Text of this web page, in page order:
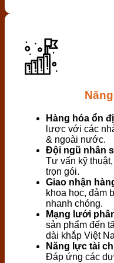
Hàng hóa ổn
lược với các
& ngoài nước.
Đội ngũ nhân
Tư vấn kỹ
trọn gói.
Giao nhận
khoa học, đảm
nhanh chóng.
Mạng lưới
sản phẩm đến
dài khắp Việt
Năng lực tài
Đáp ứng các